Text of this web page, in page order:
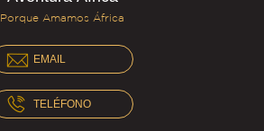
Porque Amamos África
EMAIL
TELÉFONO